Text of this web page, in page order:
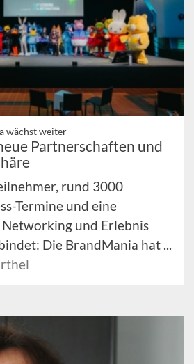
wächst weiter
Partnerschaften und
rund 3000
Termine und eine
und Erlebnis
Die BrandMania hat ...